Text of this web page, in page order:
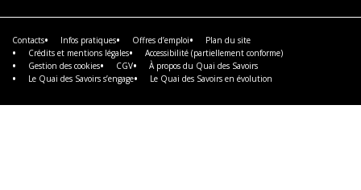
Contacts Infos pratiques Offres d’emploi
Plan du site
Crédits et mentions légales
Accessibilité (partiellement conforme)
Gestion des cookies
CGV
À propos du Quai des Savoirs
Le Quai des Savoirs s’engage
Le Quai des Savoirs en évolution